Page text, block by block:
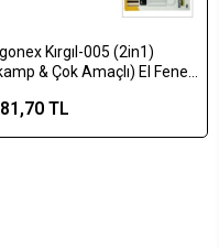
Kırgıl-005 (2in1)
& Çok Amaçlı) El Feneri
Işık=doğal & Renkli)
TL